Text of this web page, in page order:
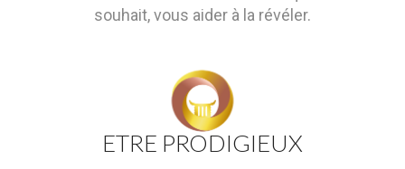
souhait, vous aider à la révéler.
ETRE PRODIGIEUX